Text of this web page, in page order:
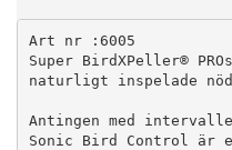
Art nr :6005
Super BirdXPeller®
naturligt inspelade
Antingen med
Sonic Bird Control är